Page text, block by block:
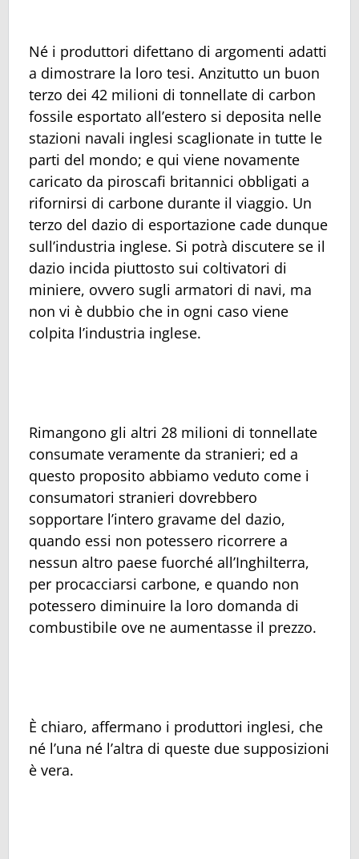
Né i produttori difettano di argomenti adatti
a dimostrare la loro tesi. Anzitutto un buon
terzo dei 42 milioni di tonnellate di carbon
fossile esportato all’estero si deposita nelle
stazioni navali inglesi scaglionate in tutte le
parti del mondo; e qui viene novamente
caricato da piroscafi britannici obbligati a
rifornirsi di carbone durante il viaggio. Un
terzo del dazio di esportazione cade dunque
sull’industria inglese. Si potrà discutere se il
dazio incida piuttosto sui coltivatori di
miniere, ovvero sugli armatori di navi, ma
non vi è dubbio che in ogni caso viene
colpita l’industria inglese.
Rimangono gli altri 28 milioni di tonnellate
consumate veramente da stranieri; ed a
questo proposito abbiamo veduto come i
consumatori stranieri dovrebbero
sopportare l’intero gravame del dazio,
quando essi non potessero ricorrere a
nessun altro paese fuorché all’Inghilterra,
per procacciarsi carbone, e quando non
potessero diminuire la loro domanda di
combustibile ove ne aumentasse il prezzo.
È chiaro, affermano i produttori inglesi, che
né l’una né l’altra di queste due supposizioni
è vera.